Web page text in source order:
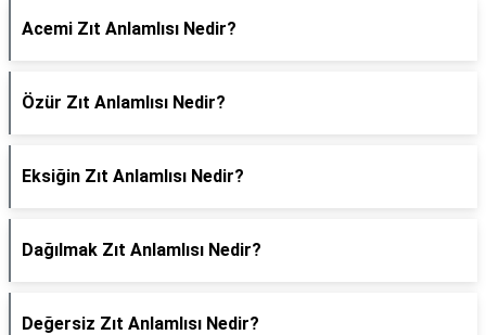
Acemi Zıt Anlamlısı Nedir?
Özür Zıt Anlamlısı Nedir?
Eksiğin Zıt Anlamlısı Nedir?
Dağılmak Zıt Anlamlısı Nedir?
Değersiz Zıt Anlamlısı Nedir?